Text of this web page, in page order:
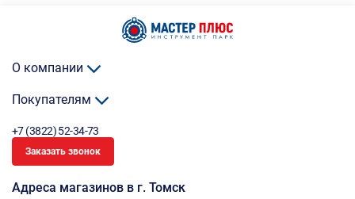
О компании
Покупателям
+7 (3822) 52-34-73
Заказать звонок
Адреса магазинов в г. Томск